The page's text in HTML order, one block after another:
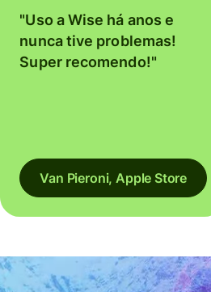
"Uso a Wise há anos e
nunca tive problemas!
Super recomendo!"
Van Pieroni, Apple Store